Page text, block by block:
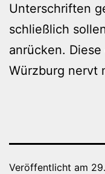
Unterschriften
schließlich
anrücken.
Würzburg nervt
Veröffentlicht am